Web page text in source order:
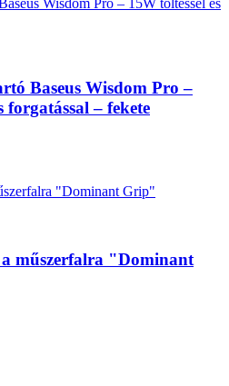
Baseus Wisdom Pro –
forgatással – fekete
műszerfalra "Dominant